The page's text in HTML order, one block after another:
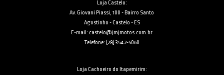
Loja Castelo:
Av. Giovani Piassi, 100 - Bairro Santo
Agostinho - Castelo - ES
E-mail: castelo@jmjmotos.com.br
Telefone: [28] 3542-5060
Loja Cachoeiro do Itapemirim: